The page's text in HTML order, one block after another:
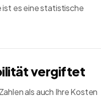
ist es eine statistische
vergiftet
als auch Ihre Kosten